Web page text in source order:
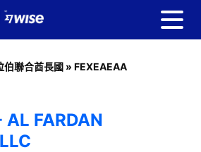
伯聯合酋長國 » FEXEAEAA
AL FARDAN